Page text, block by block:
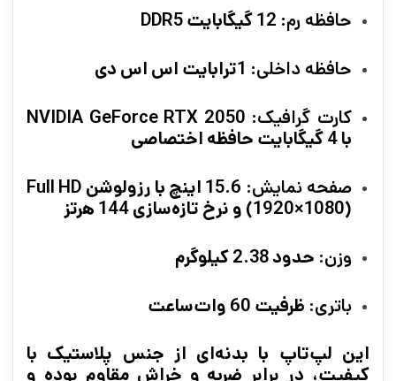
حافظه رم: 12 گیگابایت DDR5
حافظه داخلی: 1ترابایت اس اس دی
کارت گرافیک : NVIDIA GeForce RTX 2050
با 4 گیگابایت حافظه اختصاصی
صفحه نمایش
: 15.6 اینچ با رزولوشن Full HD
(1920×1080) و نرخ تازه‌سازی 144 هرتز
وزن: حدود 2.38 کیلوگرم
باتری: ظرفیت 60 وات‌ساعت
این لپ‌تاپ با بدنه‌ای از جنس پلاستیک با
کیفیت، در برابر ضربه و خراش مقاوم بوده و